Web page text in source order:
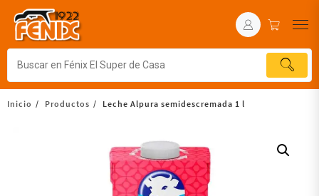
Inicio Productos Leche Alpura semidescremada 1 l